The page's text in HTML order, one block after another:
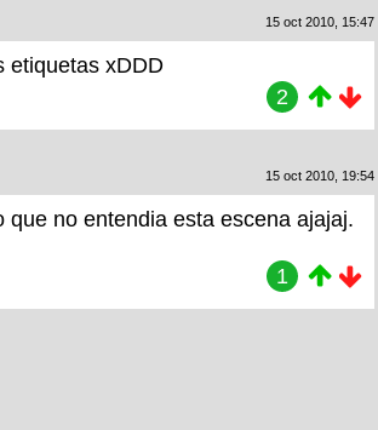
15 oct 2010, 15:47
etiquetas xDDD
2
15 oct 2010, 19:54
que no entendia esta escena ajajaj.
1